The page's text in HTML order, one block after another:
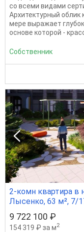
со всеми видами
Архитектурный
мере выражает
основе которой -
Собственник
2-комн квартира в
Лысенко, 63 м², 7/
9 722 100 ₽
154 319 ₽ за м2